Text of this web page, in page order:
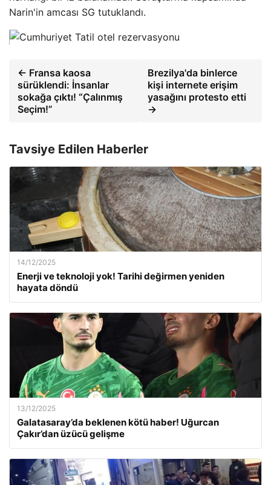
Narin'in amcası SG tutuklandı.
← Fransa kaosa
sürüklendi: İnsanlar
sokağa çıktı! “Çalınmış
Seçim!”
Brezilya'da binlerce
kişi internete erişim
yasağını protesto etti
→
Tavsiye Edilen Haberler
14/12/2025
Enerji ve teknoloji yok! Tarihi değirmen yeniden
hayata döndü
13/12/2025
Galatasaray’da beklenen kötü haber! Uğurcan
Çakır’dan üzücü gelişme